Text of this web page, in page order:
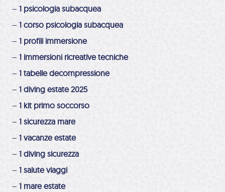
– 1 psicologia subacquea
– 1 corso psicologia subacquea
– 1 profili immersione
– 1 immersioni ricreative tecniche
– 1 tabelle decompressione
– 1 diving estate 2025
– 1 kit primo soccorso
– 1 sicurezza mare
– 1 vacanze estate
– 1 diving sicurezza
– 1 salute viaggi
– 1 mare estate